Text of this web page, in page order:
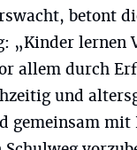
betont
„Kinder
allem durch
und
gemeinsam